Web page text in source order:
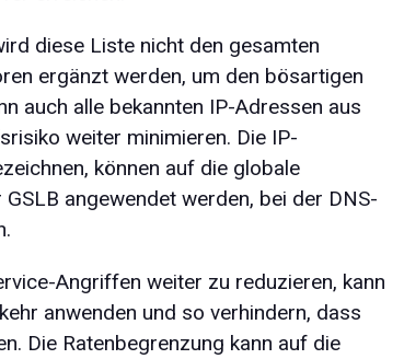
diese Liste nicht den gesamten
ergänzt werden, um den bösartigen
auch alle bekannten IP-Adressen aus
weiter minimieren. Die IP-
können auf die globale
angewendet werden, bei der DNS-
Angriffen weiter zu reduzieren, kann
anwenden und so verhindern, dass
Die Ratenbegrenzung kann auf die